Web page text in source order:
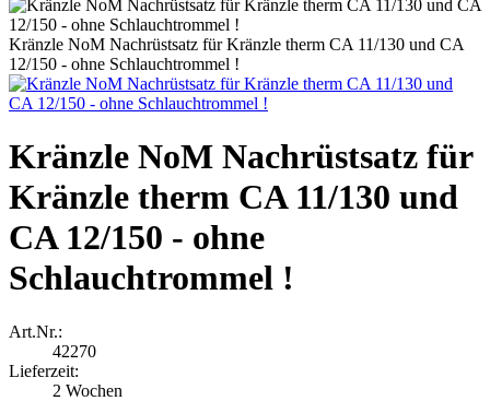
Kränzle NoM Nachrüstsatz für Kränzle therm CA 11/130 und CA
12/150 - ohne Schlauchtrommel !
Kränzle NoM Nachrüstsatz für
Kränzle therm CA 11/130 und
CA 12/150 - ohne
Schlauchtrommel !
Art.Nr.:
42270
Lieferzeit:
2 Wochen